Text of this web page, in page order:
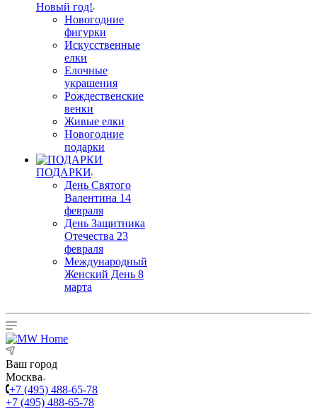
Новый год!
Новогодние
фигурки
Искусственные
елки
Елочные
украшения
Рождественские
венки
Живые елки
Новогодние
подарки
ПОДАРКИ
День Святого
Валентина 14
февраля
День Защитника
Отечества 23
февраля
Международный
Женский День 8
марта
Ваш город
Москва
+7 (495) 488-65-78
+7 (495) 488-65-78